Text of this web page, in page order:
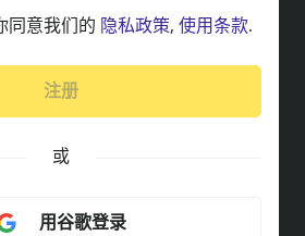
同意我们的 隐私政策, 使用条款.
注册
或
用谷歌登录